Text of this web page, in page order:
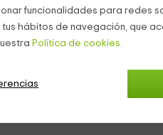
funcionalidades para redes
hábitos de navegación, que
Política de cookies.
4